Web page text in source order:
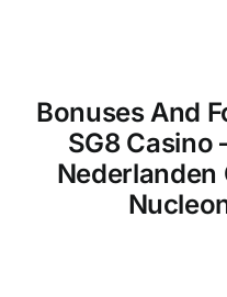
Bonuses And
SG8
Nederlanden